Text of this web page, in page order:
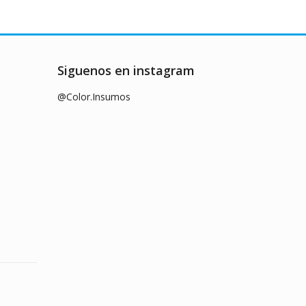
Siguenos en instagram
@Color.Insumos